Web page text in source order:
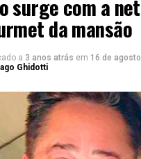
surge com a
da mansão
a 3 anos atrás em 16 de
Ghidotti